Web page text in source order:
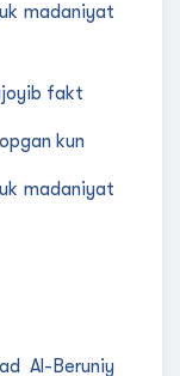
madaniyat
fakt
kun
madaniyat
Al-Beruniy